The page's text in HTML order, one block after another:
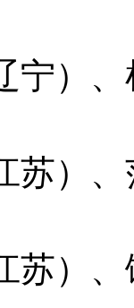
宁）
苏）
苏）